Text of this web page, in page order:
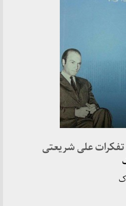
علی شریعتی
ک